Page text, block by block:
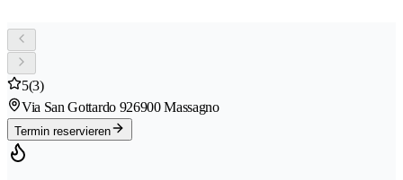
5(3)
Via San Gottardo 926900 Massagno
Termin reservieren